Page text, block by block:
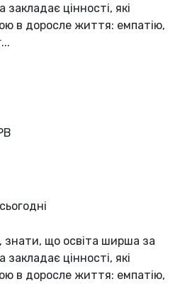
цінності, які
в доросле життя: емпатію,
знати, що освіта ширша за
цінності, які
в доросле життя: емпатію,